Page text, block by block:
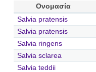
Ονομασία
Salvia pratensis
Salvia pratensis
Salvia ringens
Salvia sclarea
Salvia teddii